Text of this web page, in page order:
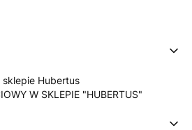
Hubertus
W SKLEPIE "HUBERTUS"